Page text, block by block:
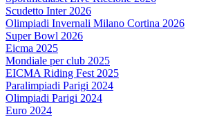
Scudetto Inter 2026
Olimpiadi Invernali Milano Cortina 2026
Super Bowl 2026
Eicma 2025
Mondiale per club 2025
EICMA Riding Fest 2025
Paralimpiadi Parigi 2024
Olimpiadi Parigi 2024
Euro 2024